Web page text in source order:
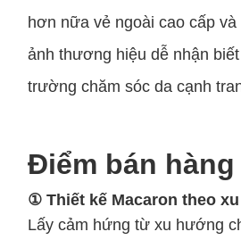
hơn nữa vẻ ngoài cao cấp
ảnh thương hiệu dễ nhận
trường chăm sóc da cạnh
Điểm bán
① Thiết kế Macaron theo
Lấy cảm hứng từ xu hướng